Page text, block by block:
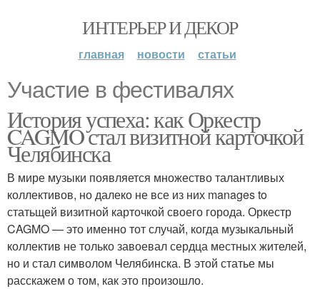
ИНТЕРЬЕР И ДЕКОР
главная новости статьи
Участие в фестивалях
История успеха: как Оркестр
CAGMO стал визитной карточкой
Челябинска
В мире музыки появляется множество талантливых
коллективов, но далеко не все из них manages to
статьщей визитной карточкой своего города. Оркестр
CAGMO — это именно тот случай, когда музыкальный
коллектив не только завоевал сердца местных жителей,
но и стал символом Челябинска. В этой статье мы
расскажем о том, как это произошло.